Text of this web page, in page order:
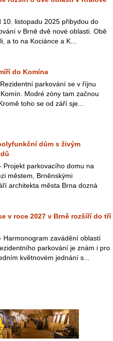
10. listopadu 2025 přibydou do
v Brně dvě nové oblasti. Obě
a to na Kociánce a K...
do Komína
parkování se v říjnu
Modré zóny tam začnou
toho se od září sje...
dům s živým
Projekt parkovacího domu na
městem, Brněnskými
architekta města Brna dozná
v roce 2027 v Brně rozšíří do tří
Harmonogram zavádění oblastí
parkování je znám i pro
květnovém jednání s...